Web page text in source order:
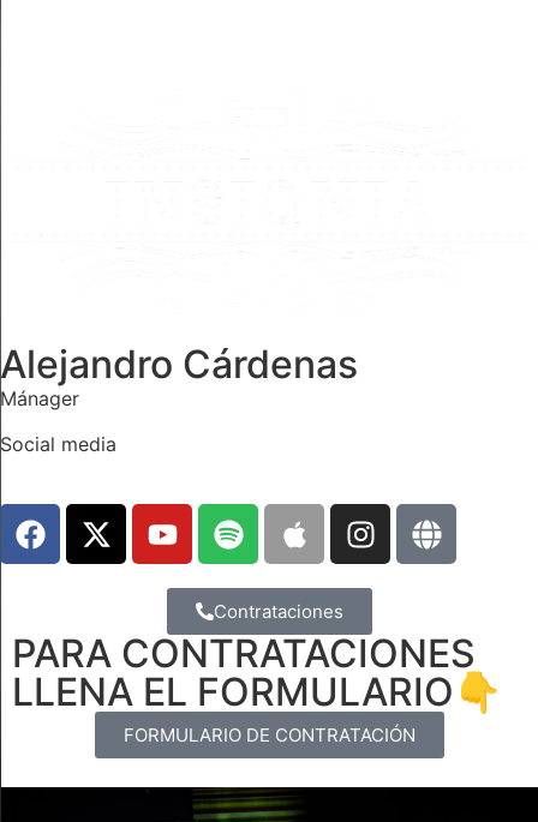
Alejandro Cárdenas
Mánager
Social media
Contrataciones
PARA CONTRATACIONES
LLENA EL FORMULARIO👇
FORMULARIO DE CONTRATACIÓN